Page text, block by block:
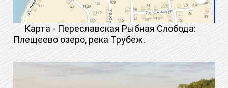
Карта - Переславская Рыбная Слобода:
Плещеево озеро, река Трубеж.